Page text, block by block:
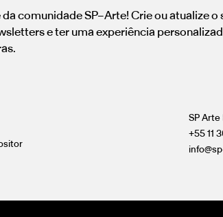
da comunidade SP–Arte! Crie ou atualize
e ter uma experiência
SP
+55 11